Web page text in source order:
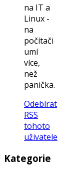
na IT a
Linux -
na
počítači
umí
více,
než
panička.
Odebírat
RSS
tohoto
uživatele
Kategorie